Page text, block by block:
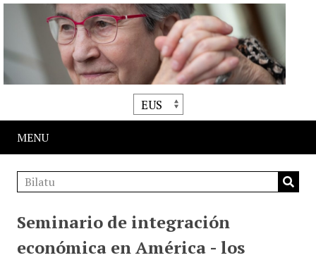
MENU
Seminario de integración
económica en América - los